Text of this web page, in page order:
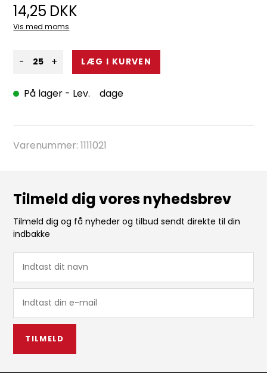
14,25 DKK
Vis med moms
- +
På lager - Lev. dage
Varenummer:1111021
Tilmeld dig vores nyhedsbrev
Tilmeld dig og få nyheder og tilbud sendt direkte til din
indbakke
TILMELD